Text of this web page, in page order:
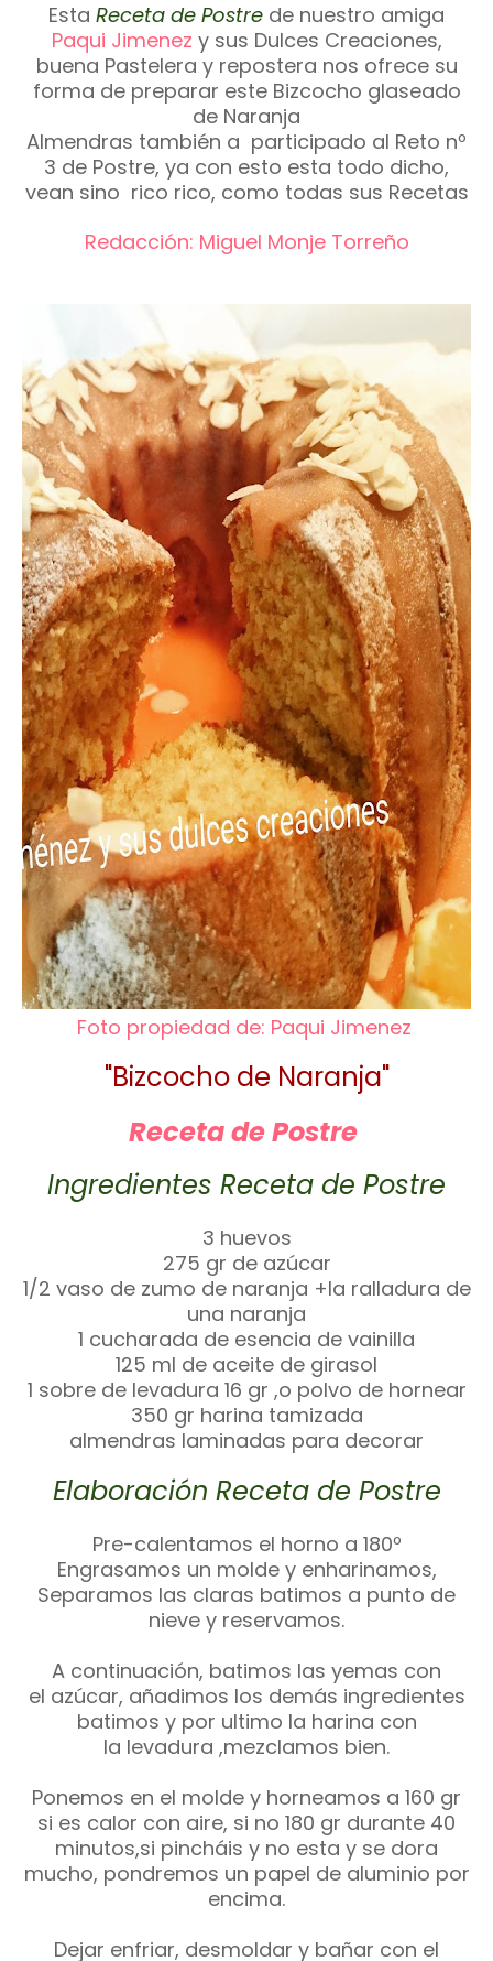
Esta Receta de Postre de nuestro amiga
Paqui Jimenez y sus Dulces Creaciones,
buena Pastelera y repostera nos ofrece su
forma de preparar este Bizcocho glaseado
de Naranja
Almendras también a participado al Reto nº
3 de Postre, ya con esto esta todo dicho,
vean sino rico rico, como todas sus Recetas
Redacción: Miguel Monje Torreño
Foto propiedad de: Paqui Jimenez
"Bizcocho de Naranja"
Receta de Postre
Ingredientes Receta de Postre
3 huevos
275 gr de azúcar
1/2 vaso de zumo de naranja +la ralladura de
una naranja
1 cucharada de esencia de vainilla
125 ml de aceite de girasol
1 sobre de levadura 16 gr ,o polvo de hornear
350 gr harina tamizada
almendras laminadas para decorar
Elaboración Receta de Postre
Pre-calentamos el horno a 180º
Engrasamos un molde y enharinamos,
Separamos las claras batimos a punto de
nieve y reservamos.
A continuación, batimos las yemas con
el azúcar, añadimos los demás ingredientes
batimos y por ultimo la harina con
la levadura ,mezclamos bien.
Ponemos en el molde y horneamos a 160 gr
si es calor con aire, si no 180 gr durante 40
minutos,si pincháis y no esta y se dora
mucho, pondremos un papel de aluminio por
encima.
Dejar enfriar, desmoldar y bañar con el